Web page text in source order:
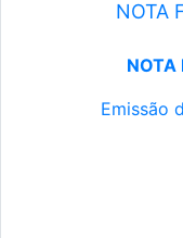
NOTA
NOTA
Emissão